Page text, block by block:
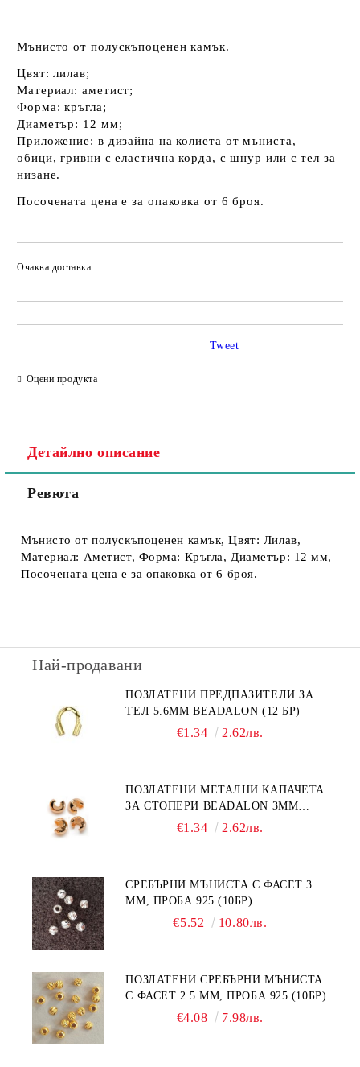
Мънисто от полускъпоценен камък.
Цвят: лилав;
Материал: аметист;
Форма: кръгла;
Диаметър: 12 мм;
Приложение: в дизайна на колиета от мъниста,
обици, гривни с еластична корда, с шнур или с тел за
низане.
Посочената цена е за опаковка от 6 броя.
Очаква доставка
Оцени продукта
Tweet
Детайлно описание
Ревюта
Мънисто от полускъпоценен камък, Цвят: Лилав,
Материал: Аметист, Форма: Кръгла, Диаметър: 12 мм,
Посочената цена е за опаковка от 6 броя.
Най-продавани
ПОЗЛАТЕНИ ПРЕДПАЗИТЕЛИ ЗА
ТЕЛ 5.6ММ BEADALON (12 БР)
€1.34 2.62лв.
ПОЗЛАТЕНИ МЕТАЛНИ КАПАЧЕТА
ЗА СТОПЕРИ BEADALON 3ММ
€1.34 2.62лв.
СРЕБЪРНИ МЪНИСТА С ФАСЕТ 3
ММ, ПРОБА 925 (10БР)
€5.52 10.80лв.
ПОЗЛАТЕНИ СРЕБЪРНИ МЪНИСТА
С ФАСЕТ 2.5 ММ, ПРОБА 925 (10БР)
€4.08 7.98лв.